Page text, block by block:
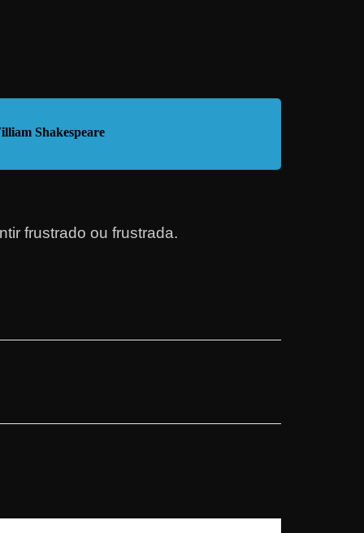
Shakespeare
frustrado ou frustrada.